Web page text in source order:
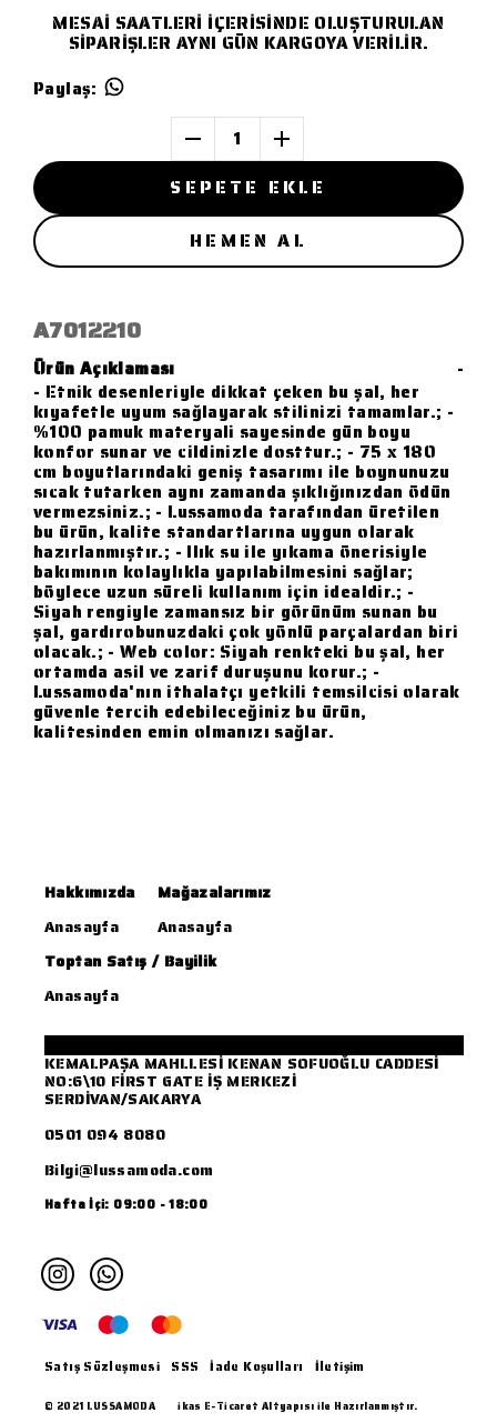
MESAİ SAATLERİ İÇERİSİNDE OLUŞTURULAN
SİPARİŞLER AYNI GÜN KARGOYA VERİLİR.
Paylaş:
1
SEPETE EKLE
HEMEN AL
A7012210
Ürün Açıklaması
-
- Etnik desenleriyle dikkat çeken bu şal, her
kıyafetle uyum sağlayarak stilinizi tamamlar.; -
%100 pamuk materyali sayesinde gün boyu
konfor sunar ve cildinizle dosttur.; - 75 x 180
cm boyutlarındaki geniş tasarımı ile boynunuzu
sıcak tutarken aynı zamanda şıklığınızdan ödün
vermezsiniz.; - Lussamoda tarafından üretilen
bu ürün, kalite standartlarına uygun olarak
hazırlanmıştır.; - Ilık su ile yıkama önerisiyle
bakımının kolaylıkla yapılabilmesini sağlar;
böylece uzun süreli kullanım için idealdir.; -
Siyah rengiyle zamansız bir görünüm sunan bu
şal, gardırobunuzdaki çok yönlü parçalardan biri
olacak.; - Web color: Siyah renkteki bu şal, her
ortamda asil ve zarif duruşunu korur.; -
Lussamoda'nın ithalatçı yetkili temsilcisi olarak
güvenle tercih edebileceğiniz bu ürün,
kalitesinden emin olmanızı sağlar.
Hakkımızda
Anasayfa
Mağazalarımız
Anasayfa
Toptan Satış / Bayilik
Anasayfa
KEMALPAŞA MAHLLESİ KENAN SOFUOĞLU CADDESİ
NO:6\10 FİRST GATE İŞ MERKEZİ
SERDİVAN/SAKARYA
0501 094 8080
Bilgi@lussamoda.com
Hafta İçi: 09:00 - 18:00
© 2021 LUSSAMODA ikas E-Ticaret Altyapısı ile Hazırlanmıştır.
Satış Sözleşmesi SSS İade Koşulları İletişim